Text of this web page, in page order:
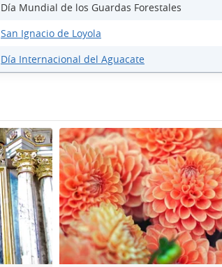
Día Mundial de los Guardas Forestales
San Ignacio de Loyola
Día Internacional del Aguacate